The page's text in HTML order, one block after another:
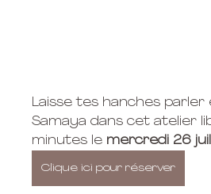
Laisse tes hanches parler
Samaya dans cet atelier
minutes le mercredi 26
Clique ici pour réserver